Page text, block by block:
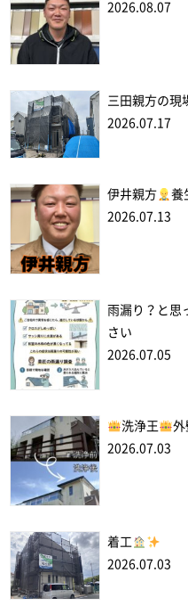
2026.08.07
三田親方の現
2026.07.17
伊井親方
養
2026.07.13
雨漏り？と思
さい
2026.07.05
洗浄王
外
2026.07.03
着工
2026.07.03